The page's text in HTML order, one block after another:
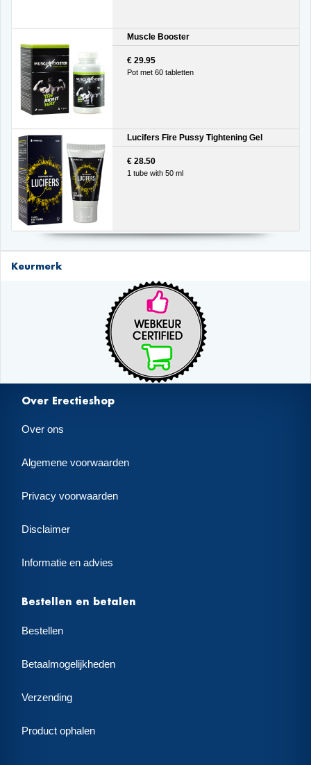
Muscle Booster
€ 29.95
Pot met 60 tabletten
Lucifers Fire Pussy Tightening Gel
€ 28.50
1 tube with 50 ml
Keurmerk
Over Erectieshop
Over ons
Algemene voorwaarden
Privacy voorwaarden
Disclaimer
Informatie en advies
Bestellen en betalen
Bestellen
Betaalmogelijkheden
Verzending
Product ophalen